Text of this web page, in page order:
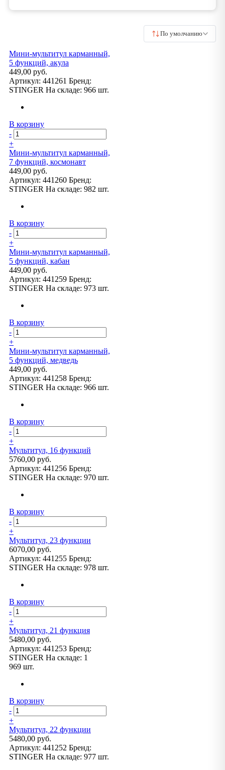
По умолчанию
Мини-мультитул карманный,
5 функций, акула
449,00 руб.
Артикул: 441261 Бренд:
STINGER На складе: 966 шт.
В корзину
-
+
Мини-мультитул карманный,
7 функций, космонавт
449,00 руб.
Артикул: 441260 Бренд:
STINGER На складе: 982 шт.
В корзину
-
+
Мини-мультитул карманный,
5 функций, кабан
449,00 руб.
Артикул: 441259 Бренд:
STINGER На складе: 973 шт.
В корзину
-
+
Мини-мультитул карманный,
5 функций, медведь
449,00 руб.
Артикул: 441258 Бренд:
STINGER На складе: 966 шт.
В корзину
-
+
Мультитул, 16 функций
5760,00 руб.
Артикул: 441256 Бренд:
STINGER На складе: 970 шт.
В корзину
-
+
Мультитул, 23 функции
6070,00 руб.
Артикул: 441255 Бренд:
STINGER На складе: 978 шт.
В корзину
-
+
Мультитул, 21 функция
5480,00 руб.
Артикул: 441253 Бренд:
STINGER На складе: 1
969 шт.
В корзину
-
+
Мультитул, 22 функции
5480,00 руб.
Артикул: 441252 Бренд:
STINGER На складе: 977 шт.